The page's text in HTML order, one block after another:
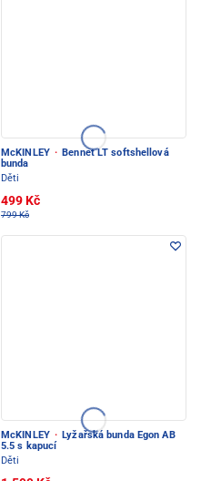
McKINLEY · Bennet LT softshellová
bunda
Děti
499 Kč
799 Kč
McKINLEY · Lyžařská bunda Egon AB
5.5 s kapucí
Děti